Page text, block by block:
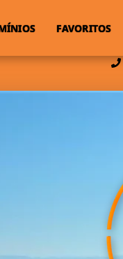
FAVORITOS